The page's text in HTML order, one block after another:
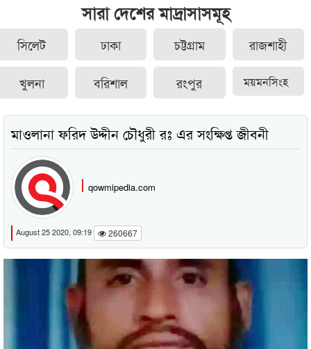
সারা দেশের মাদ্রাসাসমূহ
সিলেট ঢাকা চট্টগ্রাম রাজশাহী
খুলনা বরিশাল রংপুর ময়মনসিংহ
মাওলানা ফরিদ উদ্দীন চৌধুরী রঃ এর সংক্ষিপ্ত জীবনী
qowmipedia.com
August 25 2020, 09:19 260667